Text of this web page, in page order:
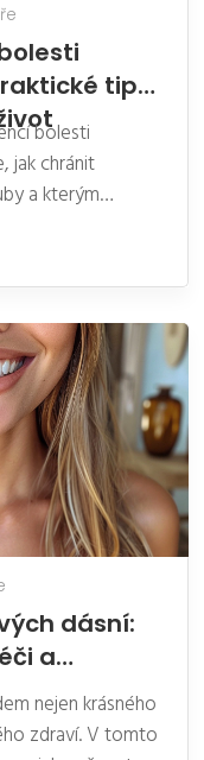
tipy
bolesti
jak chránit
a kterým
úsměv.
dásní:
a
nejen krásného
zdraví. V tomto